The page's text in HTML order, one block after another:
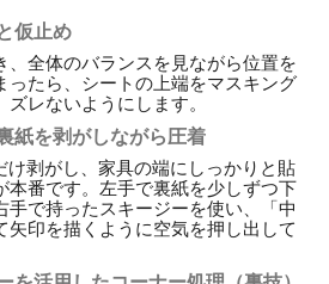
仮止め
、全体のバランスを見ながら位置を
ったら、シートの上端をマスキング
レないようにします。
紙を剥がしながら圧着
け剥がし、家具の端にしっかりと貼
本番です。左手で裏紙を少しずつ下
手で持ったスキージーを使い、「中
矢印を描くように空気を押し出して